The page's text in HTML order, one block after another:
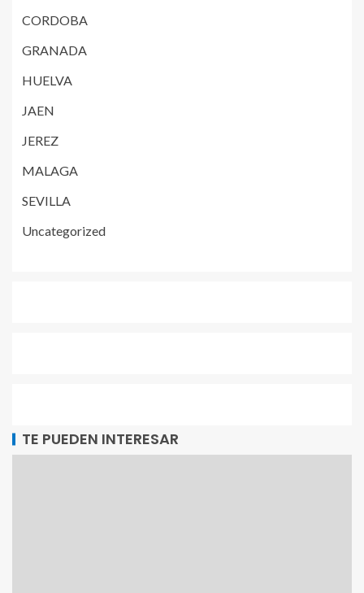
CORDOBA
GRANADA
HUELVA
JAEN
JEREZ
MALAGA
SEVILLA
Uncategorized
TE PUEDEN INTERESAR